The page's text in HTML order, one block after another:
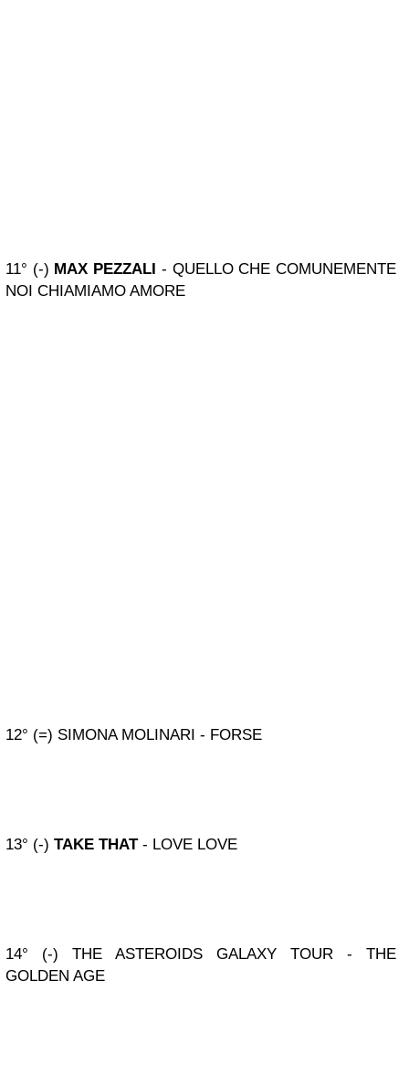
11° (-) MAX PEZZALI - QUELLO CHE COMUNEMENTE
NOI CHIAMIAMO AMORE
12° (=) SIMONA MOLINARI - FORSE
13° (-) TAKE THAT- LOVE LOVE
14° (-) THE ASTEROIDS GALAXY TOUR - THE
GOLDEN AGE